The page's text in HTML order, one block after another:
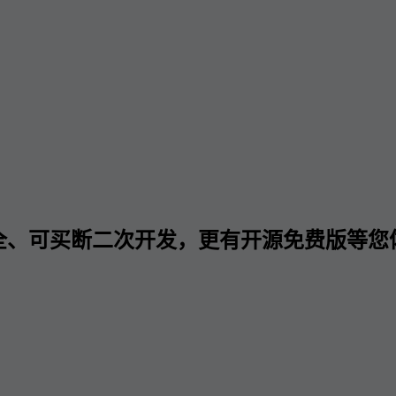
可买断二次开发，更有开源免费版等您